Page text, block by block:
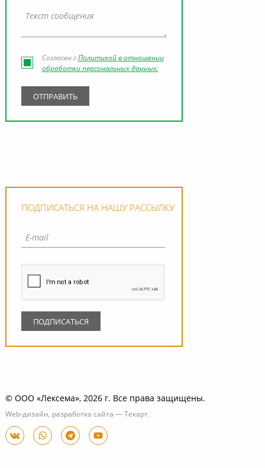
Согласен сПолитикой в отношении
обработки персональных данных.
ПОДПИСАТЬСЯ НА НАШУ РАССЫЛКУ
© ООО «Лексема», 2026 г. Все права защищены.
Web-дизайн, разработка сайта — Текарт.